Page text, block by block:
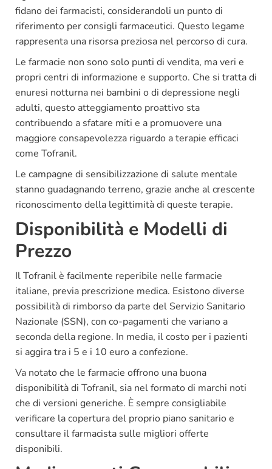
fidano dei farmacisti, considerandoli un punto di
riferimento per consigli farmaceutici. Questo legame
rappresenta una risorsa preziosa nel percorso di cura.
Le farmacie non sono solo punti di vendita, ma veri e
propri centri di informazione e supporto. Che si tratta di
enuresi notturna nei bambini o di depressione negli
adulti, questo atteggiamento proattivo sta
contribuendo a sfatare miti e a promuovere una
maggiore consapevolezza riguardo a terapie efficaci
come Tofranil.
Le campagne di sensibilizzazione di salute mentale
stanno guadagnando terreno, grazie anche al crescente
riconoscimento della legittimità di queste terapie.
Disponibilità e Modelli di
Prezzo
Il Tofranil è facilmente reperibile nelle farmacie
italiane, previa prescrizione medica. Esistono diverse
possibilità di rimborso da parte del Servizio Sanitario
Nazionale (SSN), con co-pagamenti che variano a
seconda della regione. In media, il costo per i pazienti
si aggira tra i 5 e i 10 euro a confezione.
Va notato che le farmacie offrono una buona
disponibilità di Tofranil, sia nel formato di marchi noti
che di versioni generiche. È sempre consigliabile
verificare la copertura del proprio piano sanitario e
consultare il farmacista sulle migliori offerte
disponibili.